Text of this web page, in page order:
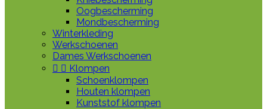
Oogbescherming
Mondbescherming
Winterkleding
Werkschoenen
Dames Werkschoenen
  Klompen
Schoenklompen
Houten klompen
Kunststof klompen